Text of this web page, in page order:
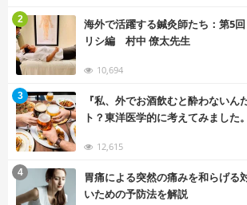
海外で活躍する鍼灸師たち：第5
リシ編 村中 僚太先生
10,694
2
『私、外でお酒飲むと酔わないん
ト？東洋医学的に考えてみました。
12,615
3
胃痛による突然の痛みを和らげる
いための予防法を解説
4